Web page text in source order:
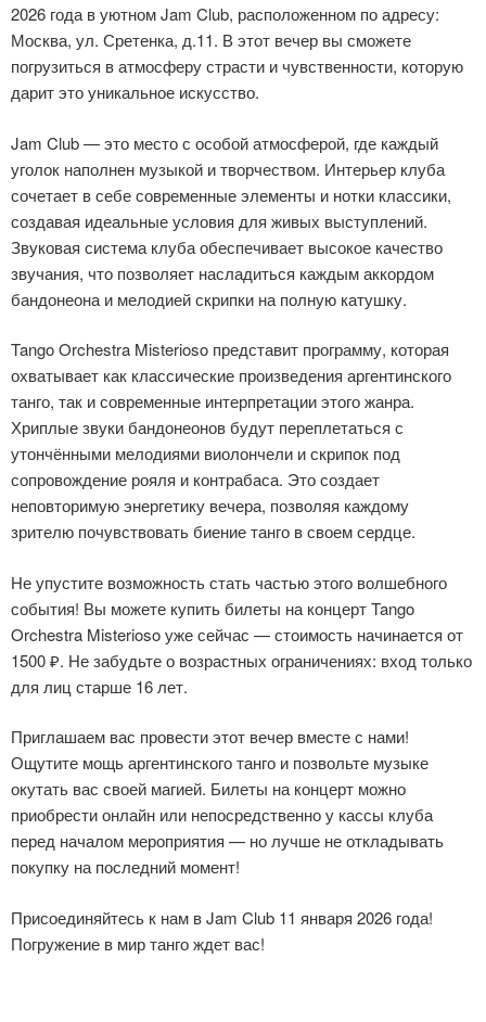
2026 года в уютном Jam Club, расположенном по адресу:
Москва, ул. Сретенка, д.11. В этот вечер вы сможете
погрузиться в атмосферу страсти и чувственности, которую
дарит это уникальное искусство.
Jam Club — это место с особой атмосферой, где каждый
уголок наполнен музыкой и творчеством. Интерьер клуба
сочетает в себе современные элементы и нотки классики,
создавая идеальные условия для живых выступлений.
Звуковая система клуба обеспечивает высокое качество
звучания, что позволяет насладиться каждым аккордом
бандонеона и мелодией скрипки на полную катушку.
Tango Orchestra Misterioso представит программу, которая
охватывает как классические произведения аргентинского
танго, так и современные интерпретации этого жанра.
Хриплые звуки бандонеонов будут переплетаться с
утончёнными мелодиями виолончели и скрипок под
сопровождение рояля и контрабаса. Это создает
неповторимую энергетику вечера, позволяя каждому
зрителю почувствовать биение танго в своем сердце.
Не упустите возможность стать частью этого волшебного
события! Вы можете купить билеты на концерт Tango
Orchestra Misterioso уже сейчас — стоимость начинается от
1500 ₽. Не забудьте о возрастных ограничениях: вход только
для лиц старше 16 лет.
Приглашаем вас провести этот вечер вместе с нами!
Ощутите мощь аргентинского танго и позвольте музыке
окутать вас своей магией. Билеты на концерт можно
приобрести онлайн или непосредственно у кассы клуба
перед началом мероприятия — но лучше не откладывать
покупку на последний момент!
Присоединяйтесь к нам в Jam Club 11 января 2026 года!
Погружение в мир танго ждет вас!